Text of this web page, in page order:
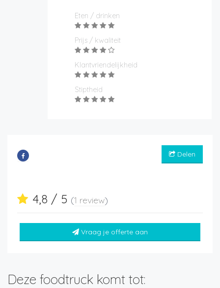
Eten / drinken
Prijs / kwaliteit
Klantvriendelijkheid
Stiptheid
Delen
4,8 / 5 (1 review)
Vraag je offerte aan
Deze foodtruck komt tot: